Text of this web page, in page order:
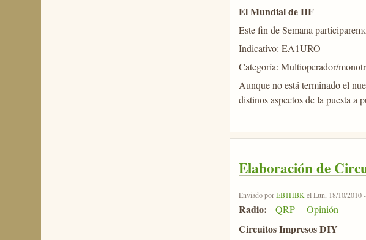
El Mundial de HF
Este fin de Semana
Indicativo: EA1URO
Categoría: Multioperador/
Aunque no está terminado el
distinos aspectos de la puesta a
Elaboración de
Enviado porEB1HBK el Lun, 18/10/2010
Radio: QRP Opinión
Circuitos Impresos DIY